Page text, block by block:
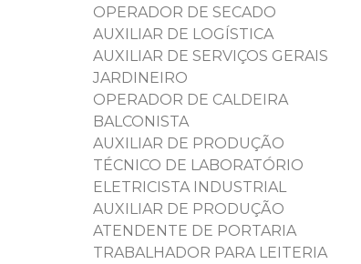
OPERADOR DE SECADO
AUXILIAR DE LOGÍSTICA
AUXILIAR DE SERVIÇOS GERAIS
JARDINEIRO
OPERADOR DE CALDEIRA
BALCONISTA
AUXILIAR DE PRODUÇÃO
TÉCNICO DE LABORATÓRIO
ELETRICISTA INDUSTRIAL
AUXILIAR DE PRODUÇÃO
ATENDENTE DE PORTARIA
TRABALHADOR PARA LEITERIA